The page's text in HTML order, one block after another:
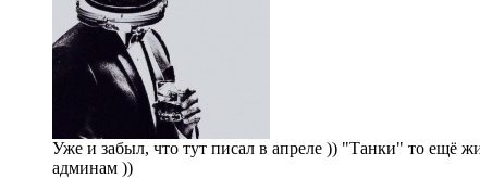
Уже и забыл, что тут писал в апреле )) "Танки" то ещё
админам ))